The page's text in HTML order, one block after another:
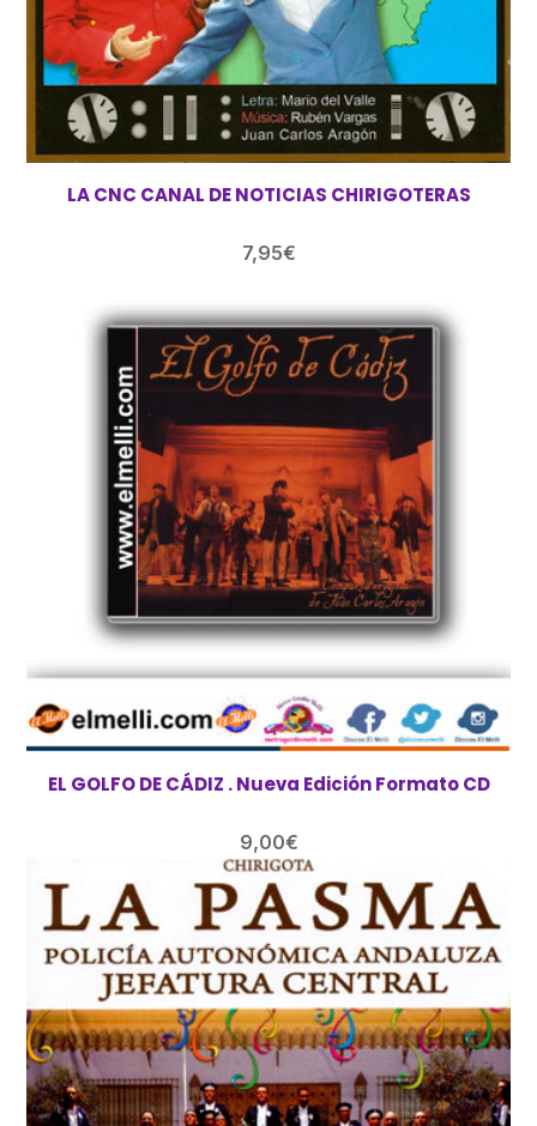
LA CNC CANAL DE NOTICIAS CHIRIGOTERAS
7,95€
EL GOLFO DE CÁDIZ . Nueva Edición Formato CD
9,00€